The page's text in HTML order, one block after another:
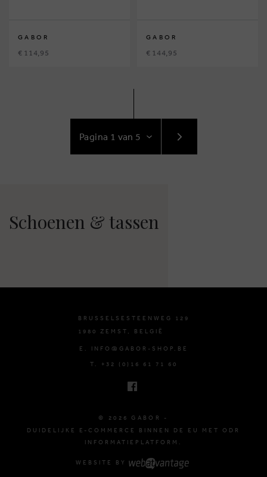
GABOR
€ 114,95
GABOR
€ 144,95
NAAR
VOLGENDE
Schoenen & tassen
BRUSSELSESTEENWEG 129
1980 ZEMST, BELGIË
E. INFO@GABOR-SHOP.BE
T. +32 (0)16 61 71 60
© 2026 GABOR -
DUIDELIJKE E-COMMERCE BINNEN DE EU MET ODR
INFORMATIEPLATFORM.
WEBSITE BY